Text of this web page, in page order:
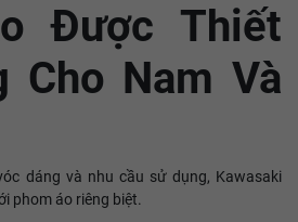
Được Thiết
Cho Nam Và
dáng và nhu cầu sử dụng, Kawasaki
phom áo riêng biệt.